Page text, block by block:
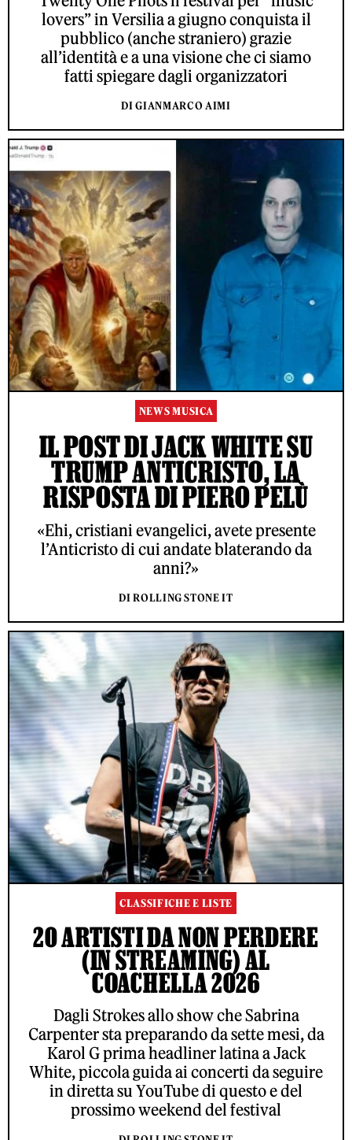
lovers” in Versilia a giugno conquista il
pubblico (anche straniero) grazie
all’identità e a una visione che ci siamo
fatti spiegare dagli organizzatori
DI GIANMARCO AIMI
NEWS MUSICA
IL POST DI JACK WHITE SU
TRUMP ANTICRISTO, LA
RISPOSTA DI PIERO PELÙ
«Ehi, cristiani evangelici, avete presente
l’Anticristo di cui andate blaterando da
anni?»
DI ROLLING STONE IT
CLASSIFICHE E LISTE
20 ARTISTI DA NON PERDERE
(IN STREAMING) AL
COACHELLA 2026
Dagli Strokes allo show che Sabrina
Carpenter sta preparando da sette mesi, da
Karol G prima headliner latina a Jack
White, piccola guida ai concerti da seguire
in diretta su YouTube di questo e del
prossimo weekend del festival